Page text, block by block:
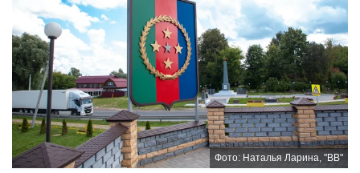
Фото: Наталья Ларина, "ВВ"